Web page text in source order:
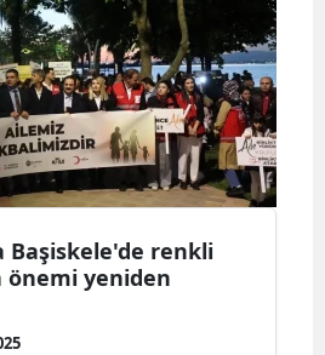
Başiskele'de renkli
yeniden